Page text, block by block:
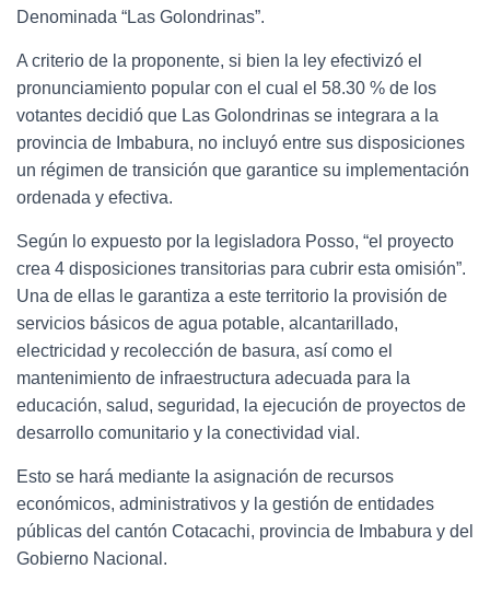
Denominada “Las Golondrinas”.
A criterio de la proponente, si bien la ley efectivizó el
pronunciamiento popular con el cual el 58.30 % de los
votantes decidió que Las Golondrinas se integrara a la
provincia de Imbabura, no incluyó entre sus disposiciones
un régimen de transición que garantice su implementación
ordenada y efectiva.
Según lo expuesto por la legisladora Posso, “el proyecto
crea 4 disposiciones transitorias para cubrir esta omisión”.
Una de ellas le garantiza a este territorio la provisión de
servicios básicos de agua potable, alcantarillado,
electricidad y recolección de basura, así como el
mantenimiento de infraestructura adecuada para la
educación, salud, seguridad, la ejecución de proyectos de
desarrollo comunitario y la conectividad vial.
Esto se hará mediante la asignación de recursos
económicos, administrativos y la gestión de entidades
públicas del cantón Cotacachi, provincia de Imbabura y del
Gobierno Nacional.